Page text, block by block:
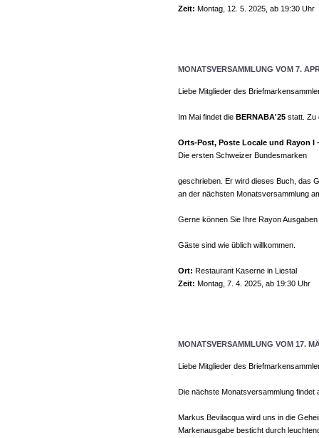
Zeit: Montag, 12. 5. 2025, ab 19:30 Uhr
MONATSVERSAMMLUNG VOM 7.
Liebe Mitglieder des
Im Mai findet die BERNABA'25 statt. Zu
Orts-Post, Poste Locale und Rayon I
Die ersten Schweizer Bundesmarken
geschrieben. Er wird dieses Buch, das
an der nächsten Monatsversammlung
Gerne können Sie Ihre Rayon
Gäste sind wie üblich willkommen.
Ort: Restaurant Kaserne in Liestal
Zeit: Montag, 7. 4. 2025, ab 19:30 Uhr
MONATSVERSAMMLUNG VOM 17.
Liebe Mitglieder des
Die nächste Monatsversammlung findet
Markus Bevilacqua wird uns in die
Markenausgabe besticht durch